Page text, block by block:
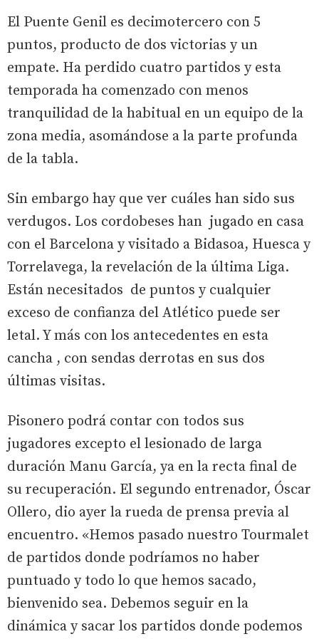
El Puente Genil es decimotercero con 5
puntos, producto de dos victorias y un
empate. Ha perdido cuatro partidos y esta
temporada ha comenzado con menos
tranquilidad de la habitual en un equipo de la
zona media, asomándose a la parte profunda
de la tabla.
Sin embargo hay que ver cuáles han sido sus
verdugos. Los cordobeses han jugado en casa
con el Barcelona y visitado a Bidasoa, Huesca y
Torrelavega, la revelación de la última Liga.
Están necesitados de puntos y cualquier
exceso de confianza del Atlético puede ser
letal. Y más con los antecedentes en esta
cancha , con sendas derrotas en sus dos
últimas visitas.
Pisonero podrá contar con todos sus
jugadores excepto el lesionado de larga
duración Manu García, ya en la recta final de
su recuperación. El segundo entrenador, Óscar
Ollero, dio ayer la rueda de prensa previa al
encuentro. «Hemos pasado nuestro Tourmalet
de partidos donde podríamos no haber
puntuado y todo lo que hemos sacado,
bienvenido sea. Debemos seguir en la
dinámica y sacar los partidos donde podemos